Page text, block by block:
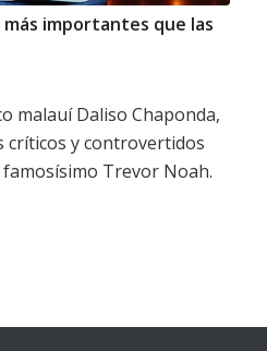
más importantes que las
malauí Daliso Chaponda,
críticos y controvertidos
Trevor Noah.